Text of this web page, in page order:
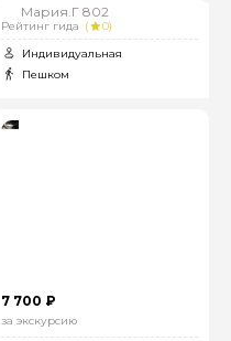
Мария.Г 802
Рейтинг гида (
0)
Индивидуальная
Пешком
7 700 ₽
за экскурсию